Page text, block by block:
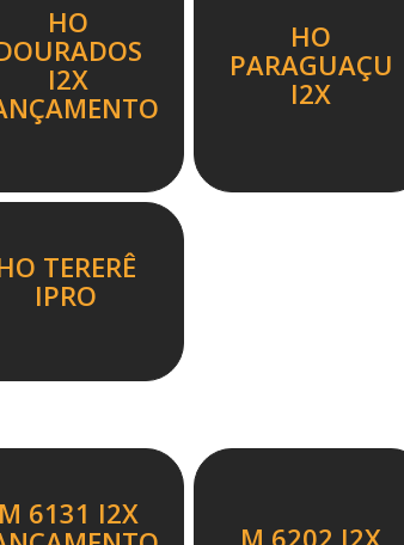
HO
I2X
HO
PARAGUAÇU
I2X
TERERÊ
IPRO
6131 I2X
M 6202 I2X